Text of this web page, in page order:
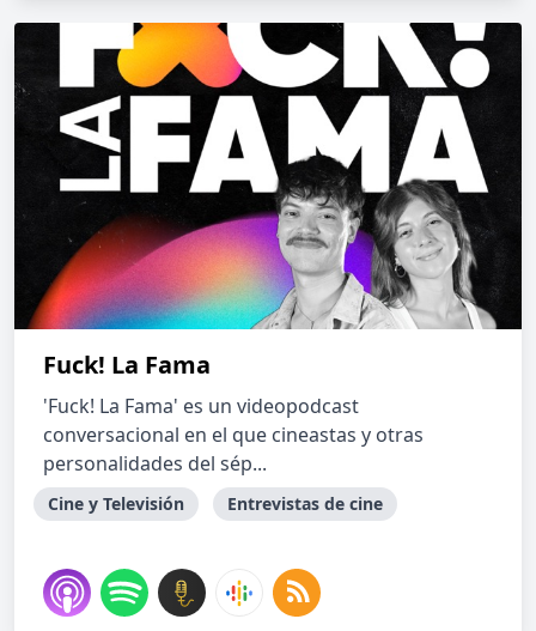
Fuck! La Fama
'Fuck! La Fama' es un videopodcast
conversacional en el que cineastas y otras
personalidades del sép...
Cine y Televisión Entrevistas de cine